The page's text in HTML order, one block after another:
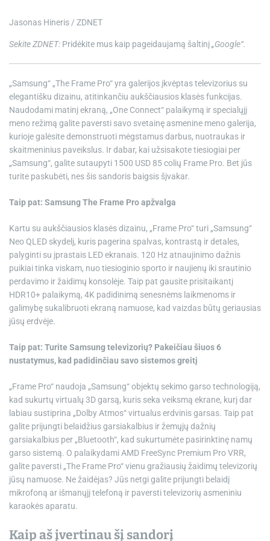
Jasonas Hineris / ZDNET
Sekite ZDNET: Pridėkite mus kaip pageidaujamą šaltinį„Google“.
„Samsung“ „The Frame Pro“ yra galerijos įkvėptas televizorius su
elegantišku dizainu, atitinkančiu aukščiausios klasės funkcijas.
Naudodami matinį ekraną, „One Connect“ palaikymą ir specialųjį
meno režimą galite paversti savo svetainę asmenine meno galerija,
kurioje galėsite demonstruoti mėgstamus darbus, nuotraukas ir
skaitmeninius paveikslus. Ir dabar, kai užsisakote tiesiogiai per
„Samsung“, galite sutaupyti 1500 USD 85 colių Frame Pro. Bet jūs
turite paskubėti, nes šis sandoris baigsis šįvakar.
Taip pat: Samsung The Frame Pro apžvalga
Kartu su aukščiausios klasės dizainu, „Frame Pro“ turi „Samsung“
Neo QLED skydelį, kuris pagerina spalvas, kontrastą ir detales,
palyginti su įprastais LED ekranais. 120 Hz atnaujinimo dažnis
puikiai tinka viskam, nuo tiesioginio sporto ir naujienų iki srautinio
perdavimo ir žaidimų konsolėje. Taip pat gausite prisitaikantį
HDR10+ palaikymą, 4K padidinimą senesnėms laikmenoms ir
galimybę sukalibruoti ekraną namuose, kad vaizdas būtų geriausias
jūsų erdvėje.
Taip pat: Turite Samsung televizorių? Pakeičiau šiuos 6
nustatymus, kad padidinčiau savo sistemos greitį
„Frame Pro“ naudoja „Samsung“ objektų sekimo garso technologiją,
kad sukurtų virtualų 3D garsą, kuris seka veiksmą ekrane, kurį dar
labiau sustiprina „Dolby Atmos“ virtualus erdvinis garsas. Taip pat
galite prijungti belaidžius garsiakalbius ir žemųjų dažnių
garsiakalbius per „Bluetooth“, kad sukurtumėte pasirinktinę namų
garso sistemą. O palaikydami AMD FreeSync Premium Pro VRR,
galite paversti „The Frame Pro“ vienu gražiausių žaidimų televizorių
jūsų namuose. Ne žaidėjas? Jūs netgi galite prijungti belaidį
mikrofoną ar išmanųjį telefoną ir paversti televizorių asmeniniu
karaokės aparatu.
Kaip aš įvertinau šį sandorį